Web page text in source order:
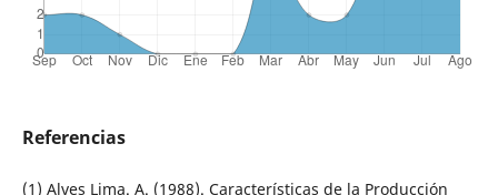
Referencias
(1) Alves Lima. A. (1988). Características de la Producción